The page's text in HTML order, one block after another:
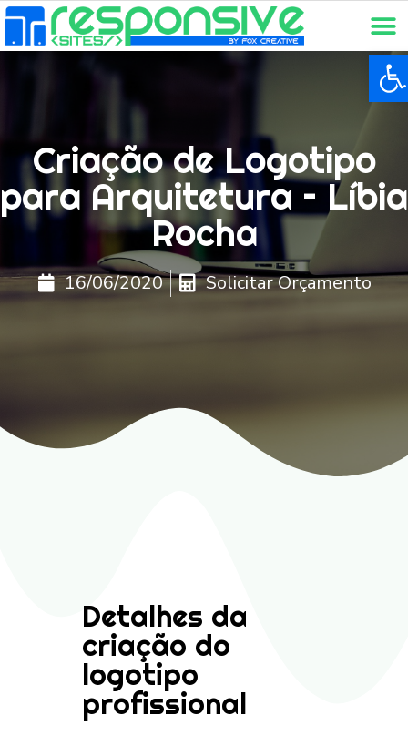
Criação de Logotipo
para Arquitetura – Líbia
Rocha
16/06/2020 Solicitar Orçamento
Detalhes da
criação do
logotipo
profissional